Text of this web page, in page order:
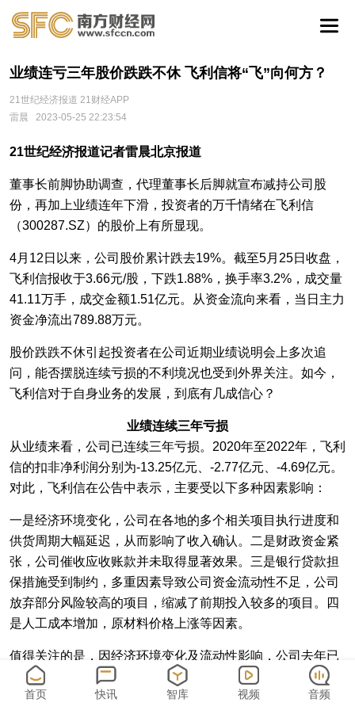
业绩连亏三年股价跌跌不休 飞利信将“飞”向何方？
21世纪经济报道 21财经APP
雷晨
2023-05-25 22:23:54
21世纪经济报道记者雷晨北京报道
董事长前脚协助调查，代理董事长后脚就宣布减持公司股
份，再加上业绩连年下滑，投资者的万千情绪在飞利信
（300287.SZ）的股价上有所显现。
4月12日以来，公司股价累计跌去19%。截至5月25日收盘，
飞利信报收于3.66元/股，下跌1.88%，换手率3.2%，成交量
41.11万手，成交金额1.51亿元。从资金流向来看，当日主力
资金净流出789.88万元。
股价跌跌不休引起投资者在公司近期业绩说明会上多次追
问，能否摆脱连续亏损的不利境况也受到外界关注。如今，
飞利信对于自身业务的发展，到底有几成信心？
业绩连续三年亏损
从业绩来看，公司已连续三年亏损。2020年至2022年，飞利
信的扣非净利润分别为-13.25亿元、-2.77亿元、-4.69亿元。
对此，飞利信在公告中表示，主要受以下多种因素影响：
一是经济环境变化，公司在各地的多个相关项目执行进度和
供货周期大幅延迟，从而影响了收入确认。二是财政资金紧
张，公司催收应收账款并未取得显著效果。三是银行贷款担
保措施受到制约，多重因素导致公司资金流动性不足，公司
放弃部分风险较高的项目，缩减了前期投入较多的项目。四
是人工成本增加，原材料价格上涨等因素。
值得关注的是，因经济环境变化及流动性影响，公司去年已
签署合同但未确认收入金额超过4.26亿元，主动放弃的合同
金额约2.86亿元，合计约7.12亿元。
首页 快讯 智库 视频 音频